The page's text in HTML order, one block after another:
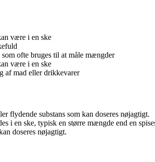
være i en ske
ofte bruges til at måle mængder
være i en ske
af mad eller drikkevarer
flydende substans som kan doseres nøjagtigt.
i en ske, typisk en større mængde end en
doseres nøjagtigt.